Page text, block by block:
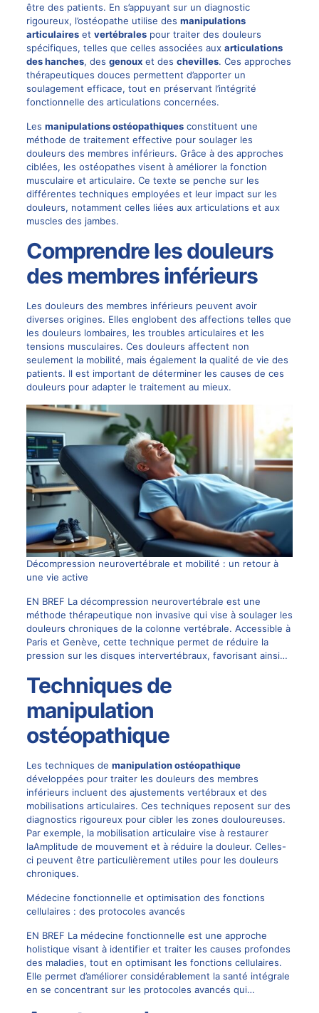
être des patients. En s’appuyant sur un diagnostic
rigoureux, l’ostéopathe utilise des manipulations
articulaireset vertébralespour traiter des douleurs
spécifiques, telles que celles associées aux articulations
des hanches, des genouxet des chevilles. Ces approches
thérapeutiques douces permettent d’apporter un
soulagement efficace, tout en préservant l’intégrité
fonctionnelle des articulations concernées.
Les manipulations ostéopathiquesconstituent une
méthode de traitement effective pour soulager les
douleurs des membres inférieurs. Grâce à des approches
ciblées, les ostéopathes visent à améliorer la fonction
musculaire et articulaire. Ce texte se penche sur les
différentes techniques employées et leur impact sur les
douleurs, notamment celles liées aux articulations et aux
muscles des jambes.
Comprendre les douleurs
des membres inférieurs
Les douleurs des membres inférieurs peuvent avoir
diverses origines. Elles englobent des affections telles que
les douleurs lombaires, les troubles articulaires et les
tensions musculaires. Ces douleurs affectent non
seulement la mobilité, mais également la qualité de vie des
patients. Il est important de déterminer les causes de ces
douleurs pour adapter le traitement au mieux.
Décompression neurovertébrale et mobilité : un retour à
une vie active
EN BREF La décompression neurovertébrale est une
méthode thérapeutique non invasive qui vise à soulager les
douleurs chroniques de la colonne vertébrale. Accessible à
Paris et Genève, cette technique permet de réduire la
pression sur les disques intervertébraux, favorisant ainsi…
Techniques de
manipulation
ostéopathique
Les techniques de manipulation ostéopathique
développées pour traiter les douleurs des membres
inférieurs incluent des ajustements vertébraux et des
mobilisations articulaires. Ces techniques reposent sur des
diagnostics rigoureux pour cibler les zones douloureuses.
Par exemple, la mobilisation articulaire vise à restaurer
laAmplitude de mouvement et à réduire la douleur. Celles-
ci peuvent être particulièrement utiles pour les douleurs
chroniques.
Médecine fonctionnelle et optimisation des fonctions
cellulaires : des protocoles avancés
EN BREF La médecine fonctionnelle est une approche
holistique visant à identifier et traiter les causes profondes
des maladies, tout en optimisant les fonctions cellulaires.
Elle permet d’améliorer considérablement la santé intégrale
en se concentrant sur les protocoles avancés qui…